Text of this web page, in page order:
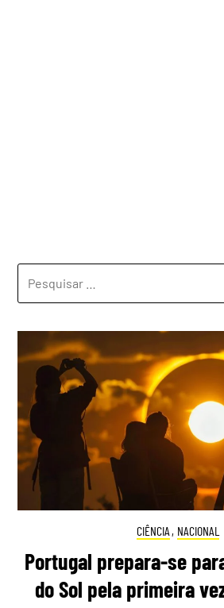
CIÊNCIA , NACIONAL
Portugal prepara-se
do Sol pela primeira